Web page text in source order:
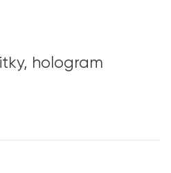
hologram